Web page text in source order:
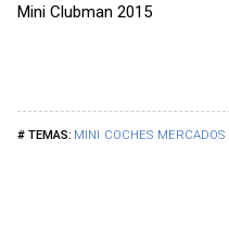
MINI COCHES MERCADOS
Mini Clubman 2015